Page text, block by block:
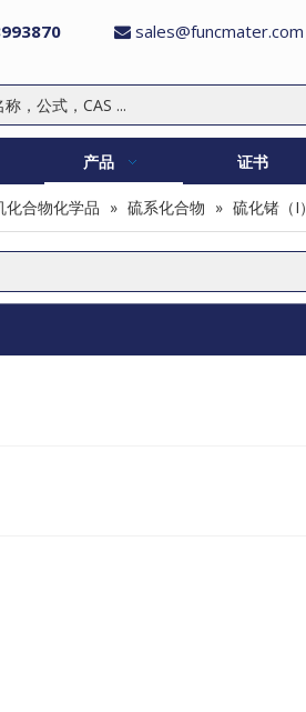
 sales@funcmater.com
产品 证书
化合物化学品 » 硫系化合物 » 硫化锗（I）